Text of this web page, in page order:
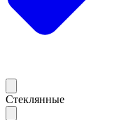
Стеклянные